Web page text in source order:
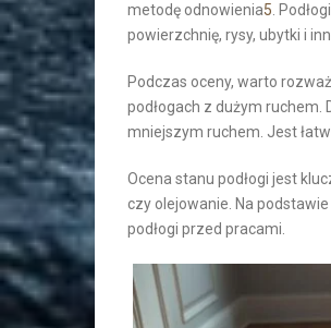
metodę odnowienia5 .
powierzchnię, rysy, ubytki i
Podczas oceny, warto
podłogach z dużym ruchem.
mniejszym ruchem. Jest
Ocena stanu podłogi jest
czy olejowanie. Na
podłogi przed pracami.